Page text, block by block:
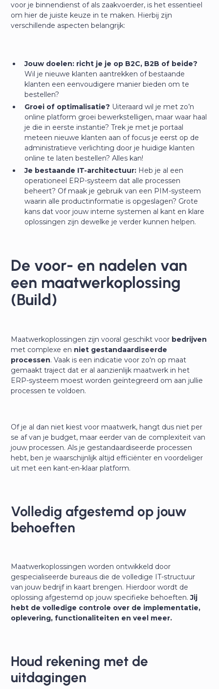
voor je binnendienst of als zaakvoerder, is het essentieel
om hier de juiste keuze in te maken. Hierbij zijn
verschillende aspecten belangrijk:
Jouw doelen: richt je je op B2C, B2B of beide?
Wil je nieuwe klanten aantrekken of bestaande
klanten een eenvoudigere manier bieden om te
bestellen?
Groei of optimalisatie? Uiteraard wil je met zo’n
online platform groei bewerkstelligen, maar waar haal
je die in eerste instantie? Trek je met je portaal
meteen nieuwe klanten aan of focus je eerst op de
administratieve verlichting door je huidige klanten
online te laten bestellen? Alles kan!
Je bestaande IT-architectuur: Heb je al een
operationeel ERP-systeem dat alle processen
beheert? Of maak je gebruik van een PIM-systeem
waarin alle productinformatie is opgeslagen? Grote
kans dat voor jouw interne systemen al kant en klare
oplossingen zijn dewelke je verder kunnen helpen.
De voor- en nadelen van
een maatwerkoplossing
(Build)
Maatwerkoplossingen zijn vooral geschikt voor bedrijven
met complexe en niet gestandaardiseerde
processen. Vaak is een indicatie voor zo'n op maat
gemaakt traject dat er al aanzienlijk maatwerk in het
ERP-systeem moest worden geïntegreerd om aan jullie
processen te voldoen.
Of je al dan niet kiest voor maatwerk, hangt dus niet per
se af van je budget, maar eerder van de complexiteit van
jouw processen. Als je gestandaardiseerde processen
hebt, ben je waarschijnlijk altijd efficiënter en voordeliger
uit met een kant-en-klaar platform.
Volledig afgestemd op jouw
behoeften
Maatwerkoplossingen worden ontwikkeld door
gespecialiseerde bureaus die de volledige IT-structuur
van jouw bedrijf in kaart brengen. Hierdoor wordt de
oplossing afgestemd op jouw specifieke behoeften.Jij
hebt de volledige controle over de implementatie,
oplevering, functionaliteiten en veel meer.
Houd rekening met de
uitdagingen